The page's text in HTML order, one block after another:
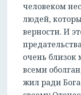
человеком
людей,
верности. И
очень
всеми
жил ради